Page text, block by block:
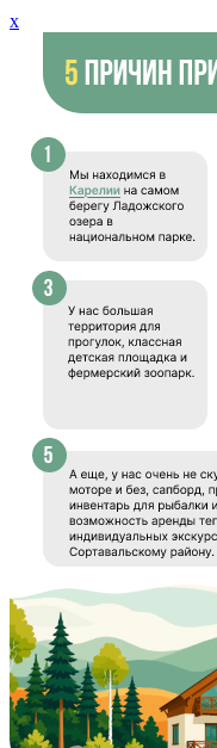
x